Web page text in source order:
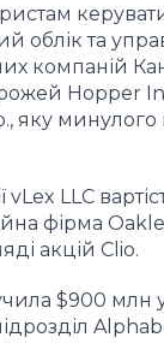
облік та
компаній
Hopper
яку
LLC
фірма
акцій Clio.
$900 млн